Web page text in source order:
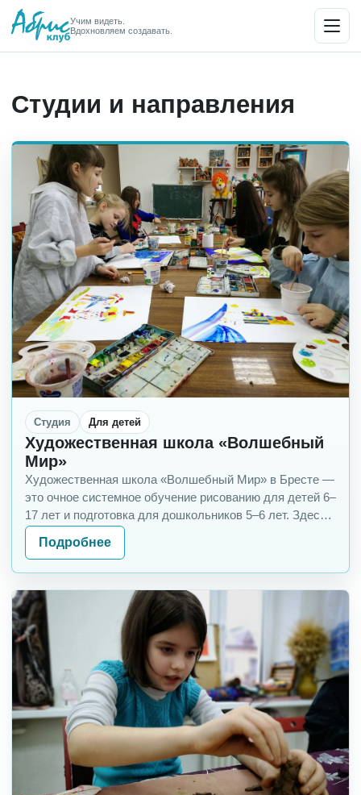
Учим видеть.
Вдохновляем создавать.
Студии и направления
Студия Для детей
Художественная школа «Волшебный
Мир»
Художественная школа «Волшебный Мир» в Бресте —
это очное системное обучение рисованию для детей 6–
17 лет и подготовка для дошкольников 5–6 лет. Здесь
ребёнок не просто создаёт отдельные кра…
Подробнее